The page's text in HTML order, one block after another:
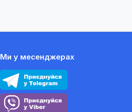
Ми у месенджерах